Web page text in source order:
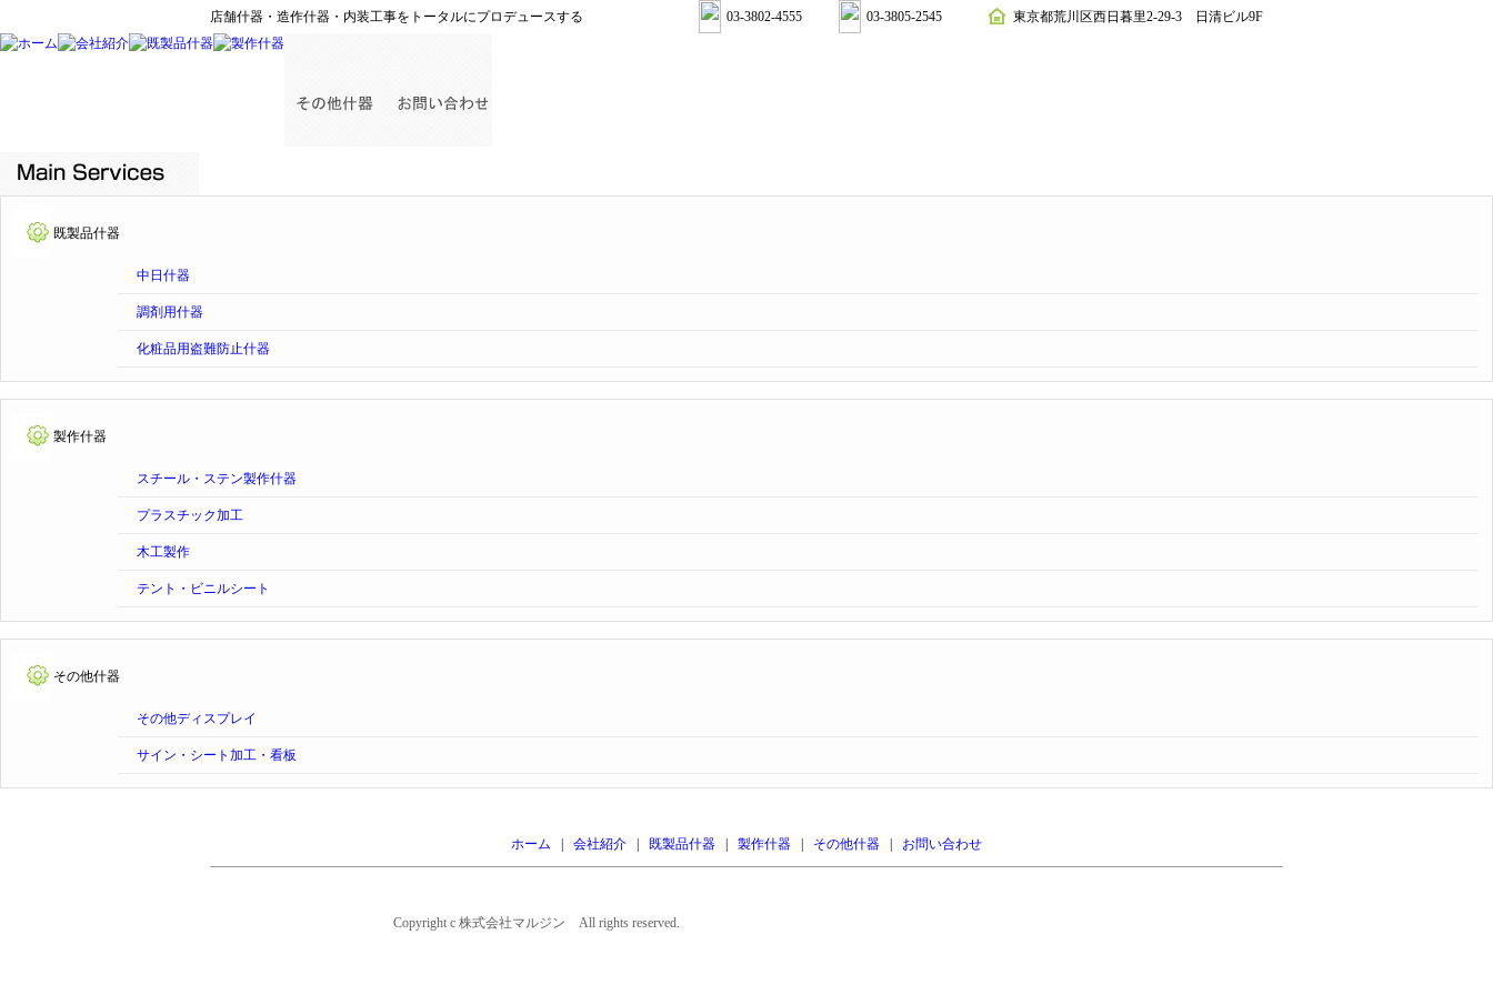
店舗什器・造作什器・内装工事をトータルにプロデュースする 03-3802-4555 03-3805-2545 東京都荒川区西日暮里2-29-3 日清ビル9F
既製品什器
中日什器
調剤用什器
化粧品用盗難防止什器
製作什器
スチール・ステン製作什器
プラスチック加工
木工製作
テント・ビニルシート
その他什器
その他ディスプレイ
サイン・シート加工・看板
ホーム 会社紹介 既製品什器 製作什器 その他什器 お問い合わせ
Copyright c 株式会社マルジン All rights reserved.